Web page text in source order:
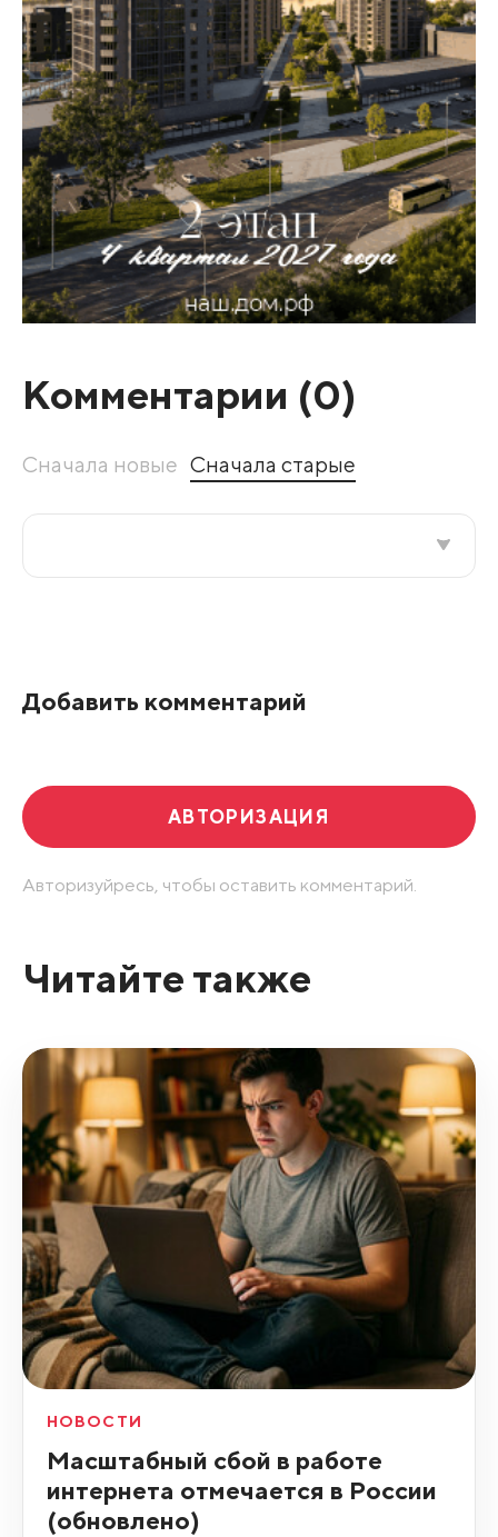
Комментарии (0)
Сначала новые Сначала старые
Добавить комментарий
АВТОРИЗАЦИЯ
Авторизуйресь, чтобы оставить комментарий.
Читайте также
НОВОСТИ
Масштабный сбой в работе
интернета отмечается в России
(обновлено)